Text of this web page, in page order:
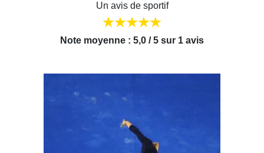
Un avis de sportif
Note moyenne : 5,0 / 5 sur 1 avis